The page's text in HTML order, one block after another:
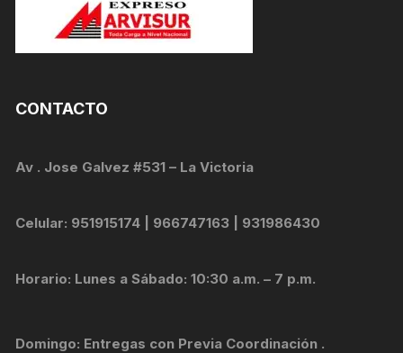
CONTACTO
Av . Jose Galvez #531 – La Victoria
Celular: 951915174 | 966747163 | 931986430
Horario: Lunes a Sábado: 10:30 a.m. – 7 p.m.
Domingo: Entregas con Previa Coordinación .